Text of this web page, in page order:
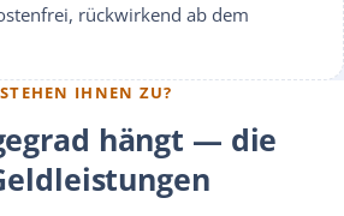
rückwirkend ab dem
IHNEN ZU?
hängt — die